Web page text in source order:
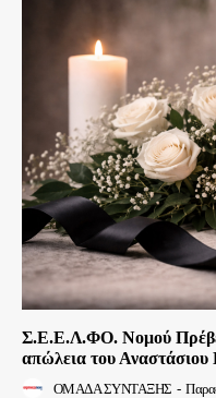
Σ.Ε.Ε.Λ.ΦΟ. Νομού
απώλεια του
ΟΜΑΔΑ ΣΥΝΤΑΞΗΣ -